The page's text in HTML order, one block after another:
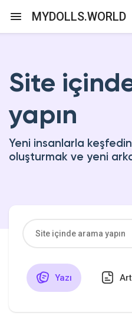
MYDOLLS.WORLD
Discover Events
My Events
Discover Gruplar
Site
yapın
Yeni insanlarla
oluşturmak ve yeni
Yazı